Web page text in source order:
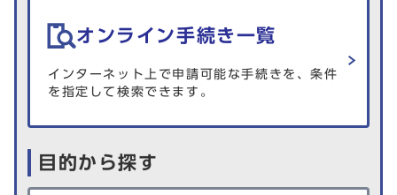
オンライン手続き一覧
インターネット上で申請可能な手続きを、条件
を指定して検索できます。
目的から探す